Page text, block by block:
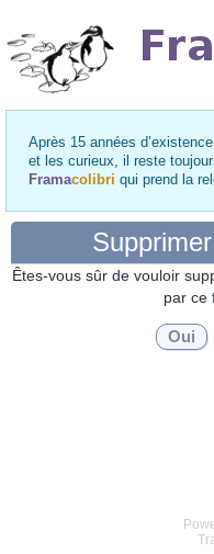
Après 15 années
et les curieux, il reste
Framacolibri qui prend la
Êtes-vous sûr de vouloir
par ce